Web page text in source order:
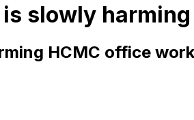
slowly
HCMC office